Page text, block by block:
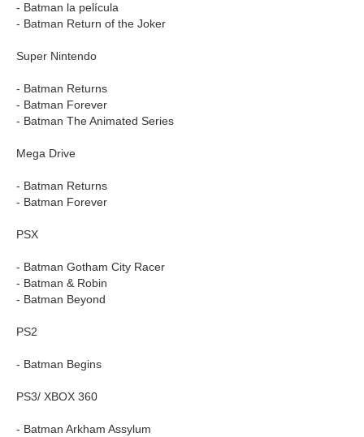
- Batman la película
- Batman Return of the Joker
Super Nintendo
- Batman Returns
- Batman Forever
- Batman The Animated Series
Mega Drive
- Batman Returns
- Batman Forever
PSX
- Batman Gotham City Racer
- Batman & Robin
- Batman Beyond
PS2
- Batman Begins
PS3/ XBOX 360
- Batman Arkham Assylum